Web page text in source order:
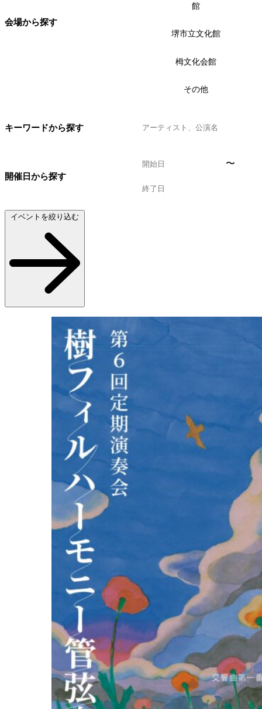
会場から探す
館
堺市立文化館
栂文化会館
その他
キーワードから探す
開催日から探す
〜
イベントを絞り込む